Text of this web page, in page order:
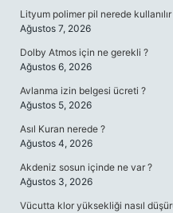
Lityum polimer pil nerede kullanılır
Ağustos 7, 2026
Dolby Atmos için ne gerekli ?
Ağustos 6, 2026
Avlanma izin belgesi ücreti ?
Ağustos 5, 2026
Asıl Kuran nerede ?
Ağustos 4, 2026
Akdeniz sosun içinde ne var ?
Ağustos 3, 2026
Vücutta klor yüksekliği nasıl